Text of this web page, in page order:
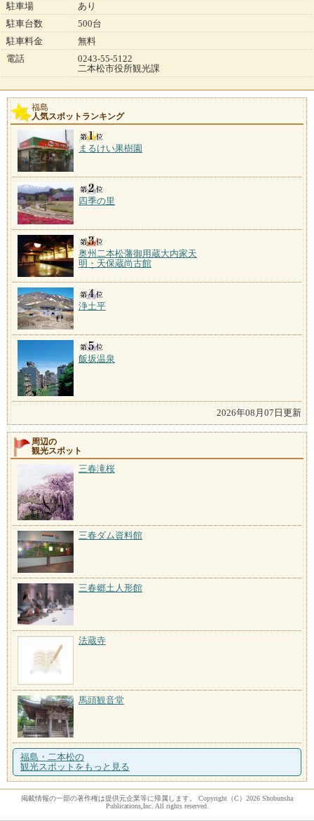
駐車場
あり
駐車台数
500台
駐車料金
無料
電話
0243-55-5122
二本松市役所観光課
福島
人気スポットランキング
まるけい果樹園
四季の里
奥州二本松藩御用蔵大内家天
明・天保蔵尚古館
浄土平
飯坂温泉
2026年08月07日更新
周辺の
観光スポット
三春滝桜
三春ダム資料館
三春郷土人形館
法蔵寺
馬頭観音堂
福島・二本松の
観光スポットをもっと見る
掲載情報の一部の著作権は提供元企業等に帰属します。 Copyright（C）2026 Shobunsha
Publications,Inc. All rights reserved.